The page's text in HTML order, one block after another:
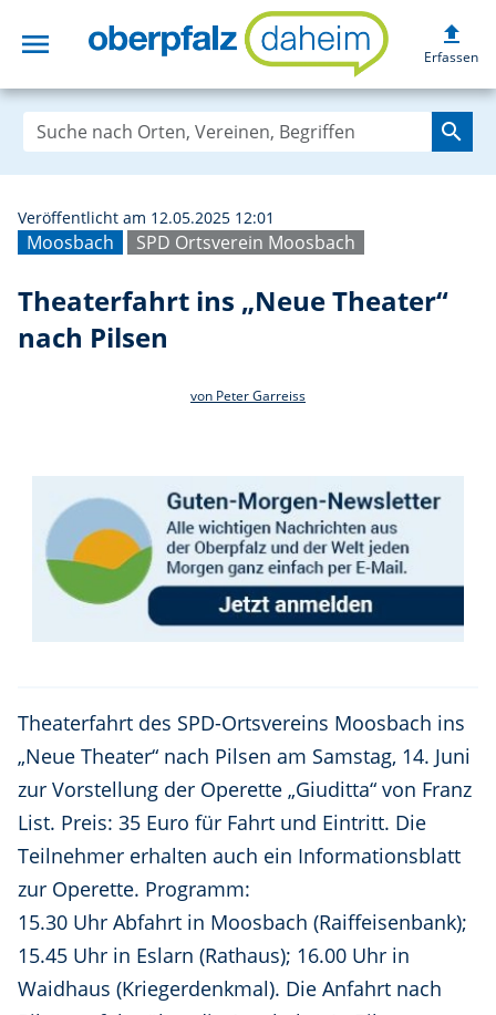
menu Theaterfahrt ins
upload
Erfassen
search
Moosbach SPD Ortsverein Moosbach
Veröffentlicht am 12.05.2025 12:01
Theaterfahrt ins „Neue Theater“
nach Pilsen
von Peter Garreiss
Theaterfahrt des SPD-Ortsvereins Moosbach ins
„Neue Theater“ nach Pilsen am Samstag, 14. Juni
zur Vorstellung der Operette „Giuditta“ von Franz
List. Preis: 35 Euro für Fahrt und Eintritt. Die
Teilnehmer erhalten auch ein Informationsblatt
zur Operette. Programm:
15.30 Uhr Abfahrt in Moosbach (Raiffeisenbank);
15.45 Uhr in Eslarn (Rathaus); 16.00 Uhr in
Waidhaus (Kriegerdenkmal). Die Anfahrt nach